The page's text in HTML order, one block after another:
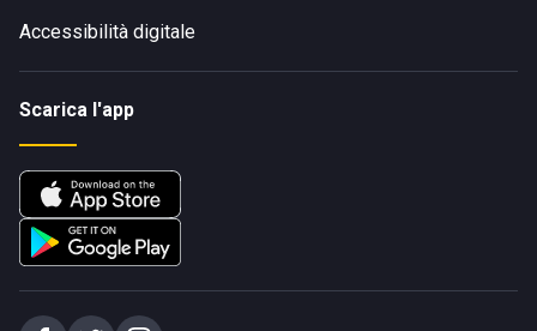
Accessibilità digitale
Scarica l'app